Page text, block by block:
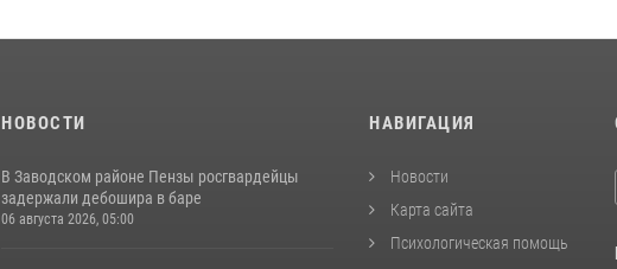
НОВОСТИ
В Заводском районе Пензы росгвардейцы
задержали дебошира в баре
06 августа 2026, 05:00
НАВИГАЦИЯ
Новости
Карта сайта
Психологическая помощь